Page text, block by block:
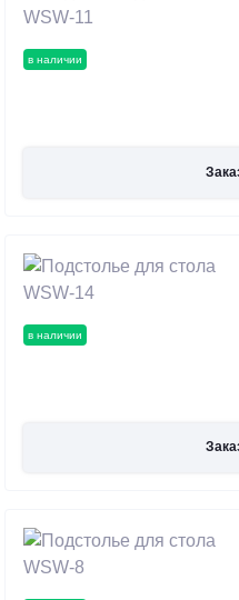
в наличии
в наличии